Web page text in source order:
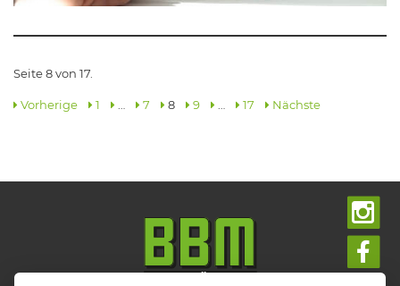
Seite 8 von 17.
Vorherige 1 … 7 8 9 … 17 Nächste